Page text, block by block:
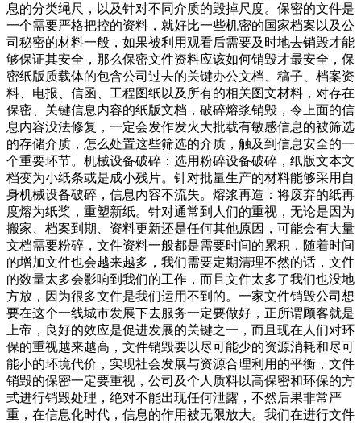
息的分类绳尺，以及针对不同介质的毁掉尺度。保密的文件是
一个需要严格把控的资料，就好比一些机密的国家档案以及公
司秘密的材料一般，如果被利用观看后需要及时地去销毁才能
够保证其安全，那么保密文件资料应该如何销毁才最安全，保
密纸版质载体的包含公司过去的关键办公文档、稿子、档案资
料、电报、信函、工程图纸以及所有的相关图文材料，对存在
保密、关键信息内容的纸版文档，破碎熔浆销毁，令上面的信
息内容没法修复，一定会发作发火大批载有敏感信息的被筛选
的存储介质，怎么处置这些筛选的介质，触及到信息安全的一
个重要环节。机械设备破碎：选用粉碎设备破碎，纸版文本文
档变为小纸条或是成小残片。针对批量生产的材料能够采用自
身机械设备破碎，信息内容不流失。熔浆再造：将废弃的纸再
度熔为纸桨，重塑新纸。针对通常到人们的重视，无论是因为
搬家、档案到期、资料更新还是任何其他原因，可能会有大量
文档需要粉碎，文件资料一般都是需要时间的累积，随着时间
的增加文件也会越来越多，我们需要定期清理不然的话，文件
的数量太多会影响到我们的工作，而且文件太多了我们也没地
方放，因为很多文件是我们运用不到的。一家文件销毁公司想
要在这个一线城市发展下去服务一定要做好，正所谓顾客就是
上帝，良好的效应是促进发展的关键之一，而且现在人们对环
保的重视越来越高，文件销毁要以尽可能少的资源消耗和尽可
能小的环境代价，实现社会发展与资源合理利用的平衡，文件
销毁的保密一定要重视，公司及个人质料以高保密和环保的方
式进行销毁处理，绝对不能出现任何泄露，不然后果非常严
重，在信息化时代，信息的作用被无限放大。我们在进行文件